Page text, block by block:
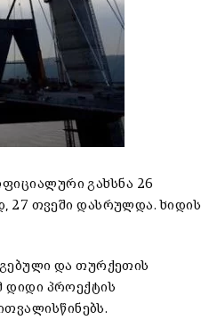
გახსნა 26
27 თვეში დასრულდა. ხიდის
და თურქეთის
დიდი პროექტის